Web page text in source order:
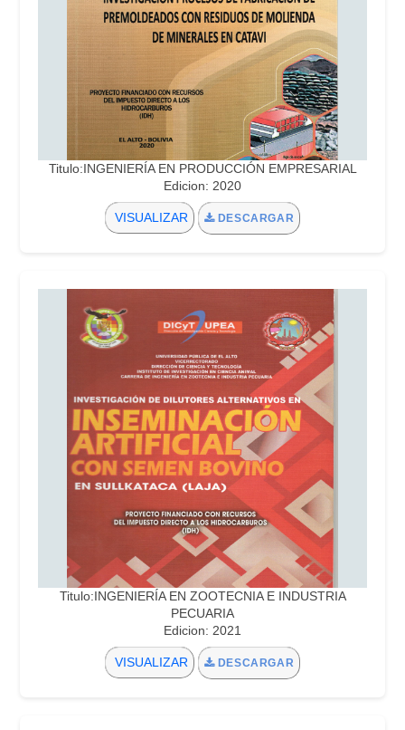
Titulo:INGENIERÍA EN PRODUCCIÓN EMPRESARIAL
Edicion: 2020
VISUALIZAR DESCARGAR
Titulo:INGENIERÍA EN ZOOTECNIA E INDUSTRIA
PECUARIA
Edicion: 2021
VISUALIZAR DESCARGAR